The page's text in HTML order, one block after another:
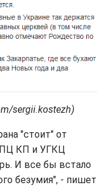
sergii.kostezh)
"стоит" от
КП и УГКЦ
И все бы встало
безумия", - пишет